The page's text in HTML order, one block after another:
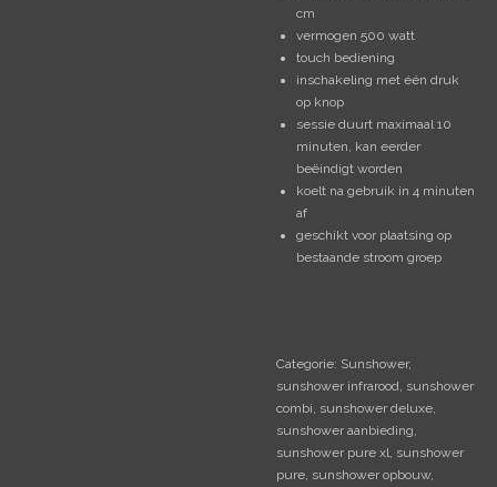
cm
vermogen 500 watt
touch bediening
inschakeling met één druk
op knop
sessie duurt maximaal 10
minuten, kan eerder
beëindigt worden
koelt na gebruik in 4 minuten
af
geschikt voor plaatsing op
bestaande stroom groep
Categorie: Sunshower,
sunshower infrarood, sunshower
combi, sunshower deluxe,
sunshower aanbieding,
sunshower pure xl, sunshower
pure, sunshower opbouw,